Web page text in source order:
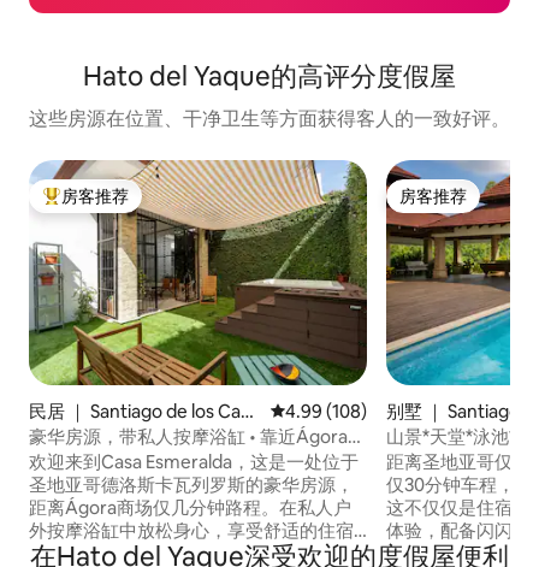
Hato del Yaque的高评分度假屋
这些房源在位置、干净卫生等方面获得客人的一致好评。
热门「房客推荐」
房客推荐
民居 ｜ Santiago de los Caba
lleros
平均评分 4.99 分（满分 5 分），
4.99 (108)
豪华房源，带私人按摩浴缸 • 靠近Ágora购
物中心
欢迎来到Casa Esmeralda，这是一处位于
圣地亚哥德洛斯卡瓦列罗斯的豪华房源，
距离Ágora商场仅几分钟路程。在私人户
外按摩浴缸中放松身心，享受舒适的住宿
体验，最多可入住9位房客。房源设有3间
房客推荐
房客推荐
别墅 ｜ Santiago
eros
山景*天堂*泳池*
距离圣地亚哥仅15
仅30分钟车程，
这不仅仅是住宿；
体验，配备闪闪发
心、户外厨师厨房
在Hato del Yaque深受欢迎的度假屋便利